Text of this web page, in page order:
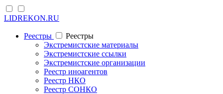
LIDREKON.RU
Реестры
Реестры
Экстремистские материалы
Экстремистские ссылки
Экстремистские организации
Реестр иноагентов
Реестр НКО
Реестр СОНКО